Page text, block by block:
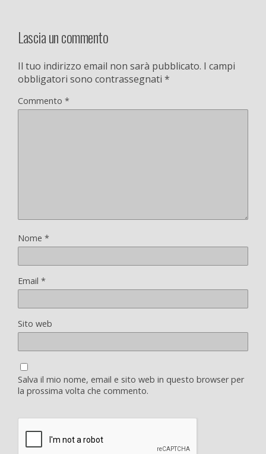
Lascia un commento
Il tuo indirizzo email non sarà pubblicato. I campi
obbligatori sono contrassegnati *
Commento *
Nome *
Email *
Sito web
Salva il mio nome, email e sito web in questo browser per
la prossima volta che commento.